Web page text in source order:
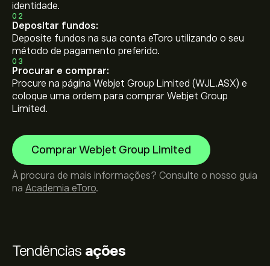
Tendências ações
identidade.
02
Depositar fundos:
Deposite fundos na sua conta eToro utilizando o seu
método de pagamento preferido.
03
Procurar e comprar:
Procure na página Webjet Group Limited (WJL.ASX) e
coloque uma ordem para comprar Webjet Group
Limited.
Comprar Webjet Group Limited
À procura de mais informações? Consulte o nosso guia
na Academia eToro.